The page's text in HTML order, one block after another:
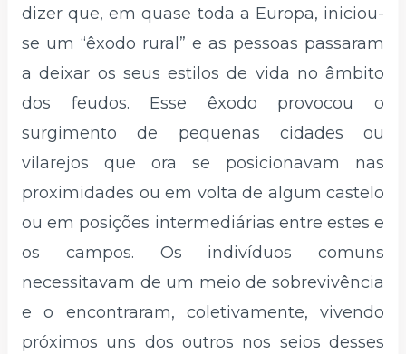
dizer que, em quase toda a Europa, iniciou-
se um “êxodo rural” e as pessoas passaram
a deixar os seus estilos de vida no âmbito
dos feudos. Esse êxodo provocou o
surgimento de pequenas cidades ou
vilarejos que ora se posicionavam nas
proximidades ou em volta de algum castelo
ou em posições intermediárias entre estes e
os campos. Os indivíduos comuns
necessitavam de um meio de sobrevivência
e o encontraram, coletivamente, vivendo
próximos uns dos outros nos seios desses